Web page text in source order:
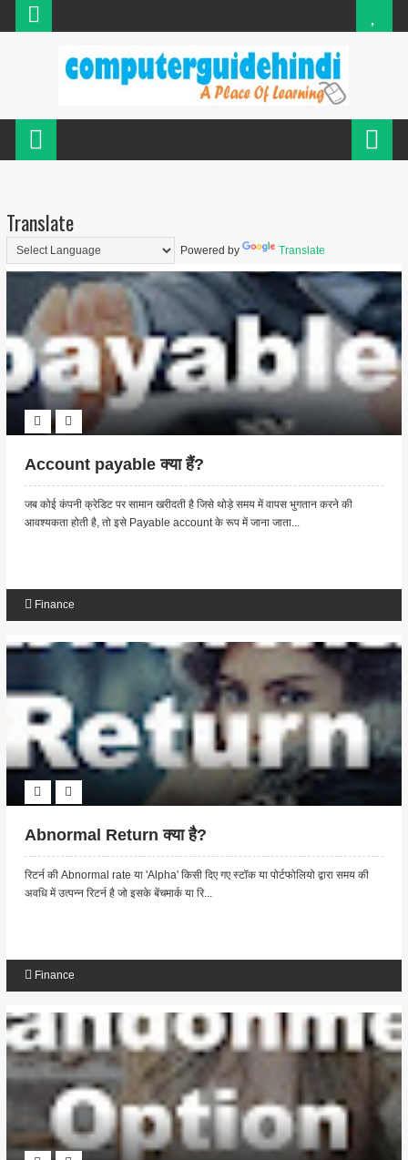
Translate
Powered by Translate
Account payable क्या हैं?
जब कोई कंपनी क्रेडिट पर सामान खरीदती है जिसे थोड़े समय में वापस भुगतान करने की
आवश्यकता होती है, तो इसे Payable account के रूप में जाना जाता...
Finance
Abnormal Return क्या है?
रिटर्न की Abnormal rate या 'Alpha' किसी दिए गए स्टॉक या पोर्टफोलियो द्वारा समय की
अवधि में उत्पन्न रिटर्न है जो इसके बेंचमार्क या रि...
Finance